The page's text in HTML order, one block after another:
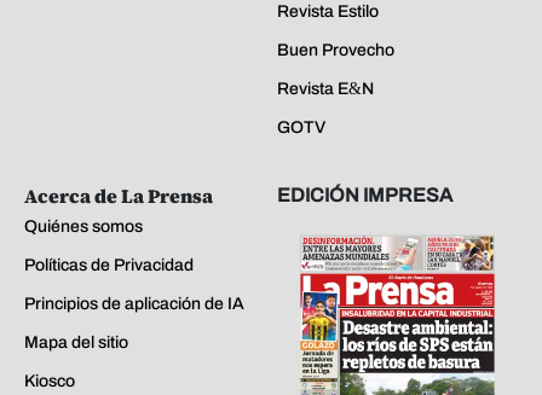
Revista Estilo
Buen Provecho
Revista E&N
GOTV
Acerca de La Prensa
Quiénes somos
Políticas de Privacidad
Principios de aplicación de IA
Mapa del sitio
Kiosco
EDICIÓN IMPRESA